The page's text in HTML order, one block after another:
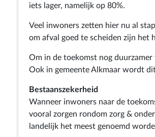
iets lager, namelijk op 80%.
Veel inwoners zetten hier nu al
om afval goed te scheiden zijn het
Om in de toekomst nog
Ook in gemeente Alkmaar wordt
Bestaanszekerheid
Wanneer inwoners naar de
vooral zorgen rondom zorg &
landelijk het meest genoemd